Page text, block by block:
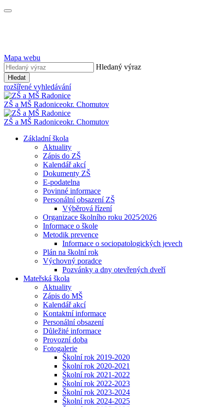
Mapa webu
Hledaný výraz
Hledat
rozšířené vyhledávání
ZŠ a MŠ Radoniceokr. Chomutov
ZŠ a MŠ Radoniceokr. Chomutov
Základní škola
Aktuality
Zápis do ZŠ
Kalendář akcí
Dokumenty ZŠ
E-podatelna
Povinné informace
Personální obsazení ZŠ
Výběrová řízení
Organizace školního roku 2025⁄2026
Informace o škole
Metodik prevence
Informace o sociopatologických jevech
Plán na školní rok
Výchovný poradce
Pozvánky a dny otevřených dveří
Mateřská škola
Aktuality
Zápis do MŠ
Kalendář akcí
Kontaktní informace
Personální obsazení
Důležité informace
Provozní doba
Fotogalerie
Školní rok 2019-2020
Školní rok 2020-2021
Školní rok 2021-2022
Školní rok 2022-2023
Školní rok 2023-2024
Školní rok 2024-2025